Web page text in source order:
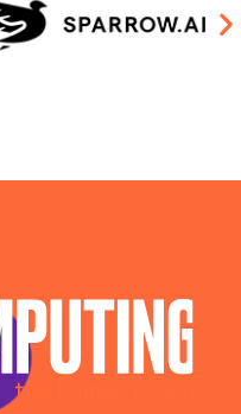
Reggio-calabria